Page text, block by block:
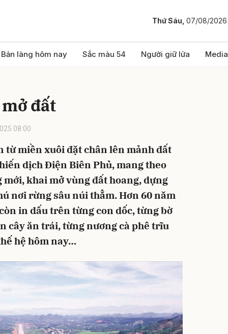
Thứ Sáu, 07/08/2026
Bản làng hôm nay Sắc màu 54 Người giữ lửa Media
đất
08:00
từ miền xuôi đặt chân lên mảnh đất
dịch Điện Biên Phủ, mang theo
mới, khai mở vùng đất hoang, dựng
nơi rừng sâu núi thẳm. Hơn 60 năm
in dấu trên từng con dốc, từng bờ
cây ăn trái, từng nương cà phê trĩu
hệ hôm nay…
luận